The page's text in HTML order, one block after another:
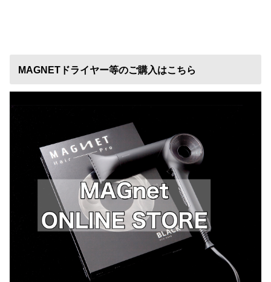
MAGNETドライヤー等のご購入はこちら